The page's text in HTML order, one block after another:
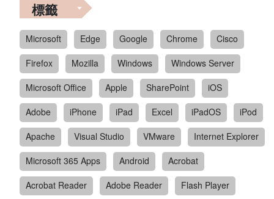
標籤
Microsoft Edge Google Chrome
Cisco
Firefox
Mozilla Windows
Windows Server
Microsoft Office
Apple SharePoint
iOS
Adobe
iPhone iPad Excel iPadOS
iPod
Apache
Visual Studio VMware
Internet Explorer
Microsoft 365 Apps
Android
Acrobat
Acrobat Reader
Adobe Reader
Flash Player